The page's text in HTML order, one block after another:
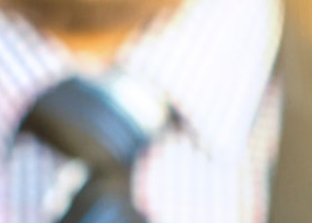
Des équipes qualifiées vous assurent une
assistance continue et des évolutions
régulières adaptées selon votre besoin…